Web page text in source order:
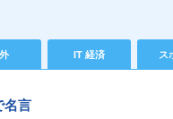
IT 経済 ス
名言